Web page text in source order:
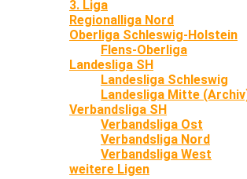
3. Liga
Regionalliga Nord
Oberliga Schleswig-Holstein
Flens-Oberliga
Landesliga SH
Landesliga Schleswig
Landesliga Mitte
Verbandsliga SH
Verbandsliga Ost
Verbandsliga Nord
Verbandsliga West
weitere Ligen